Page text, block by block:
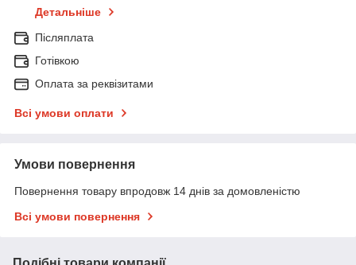
Детальніше
Післяплата
Готівкою
Оплата за реквізитами
Всі умови оплати
Умови повернення
Повернення товару впродовж 14 днів за домовленістю
Всі умови повернення